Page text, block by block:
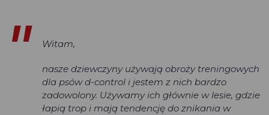
Witam,
nasze dziewczyny używają obroży treningowych
dla psów d-control i jestem z nich bardzo
zadowolony. Używamy ich głównie w lesie, gdzie
łapią trop i mają tendencję do znikania w